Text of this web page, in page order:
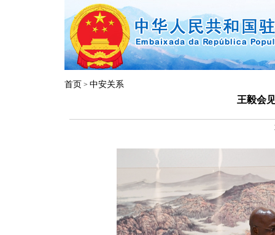
首页 > 中安关系
王毅会